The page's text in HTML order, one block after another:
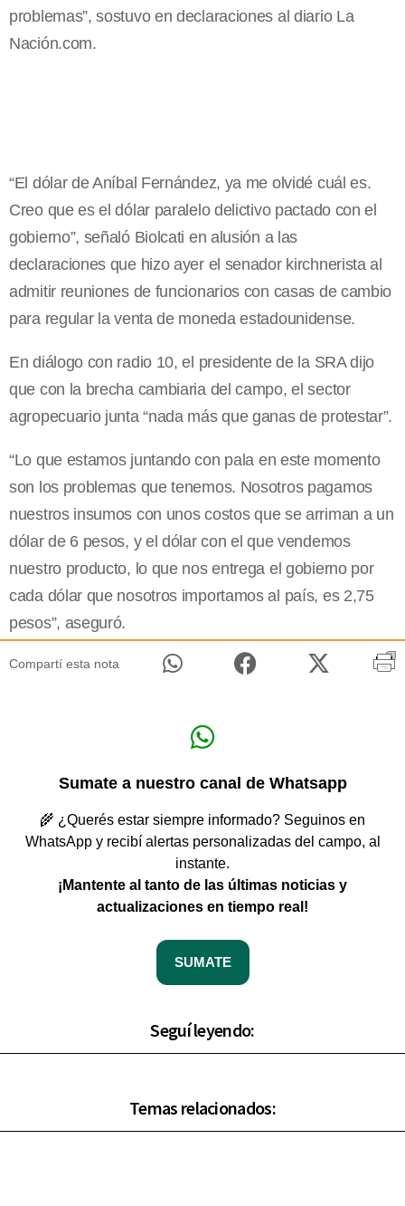
problemas”, sostuvo en declaraciones al diario La
Nación.com.
“El dólar de Aníbal Fernández, ya me olvidé cuál es.
Creo que es el dólar paralelo delictivo pactado con el
gobierno”, señaló Biolcati en alusión a las
declaraciones que hizo ayer el senador kirchnerista al
admitir reuniones de funcionarios con casas de cambio
para regular la venta de moneda estadounidense.
En diálogo con radio 10, el presidente de la SRA dijo
que con la brecha cambiaria del campo, el sector
agropecuario junta “nada más que ganas de protestar”.
“Lo que estamos juntando con pala en este momento
son los problemas que tenemos. Nosotros pagamos
nuestros insumos con unos costos que se arriman a un
dólar de 6 pesos, y el dólar con el que vendemos
nuestro producto, lo que nos entrega el gobierno por
cada dólar que nosotros importamos al país, es 2,75
pesos”, aseguró.
Compartí esta nota
Sumate a nuestro canal de Whatsapp
🌾 ¿Querés estar siempre informado? Seguinos en
WhatsApp y recibí alertas personalizadas del campo, al
instante.
¡Mantente al tanto de las últimas noticias y
actualizaciones en tiempo real!
SUMATE
Seguí leyendo:
Temas relacionados: